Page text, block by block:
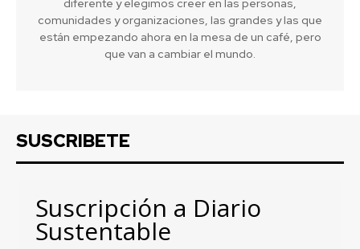
diferente y elegimos creer en las personas,
comunidades y organizaciones, las grandes y las que
están empezando ahora en la mesa de un café, pero
que van a cambiar el mundo.
SUSCRIBETE
Suscripción a Diario
Sustentable